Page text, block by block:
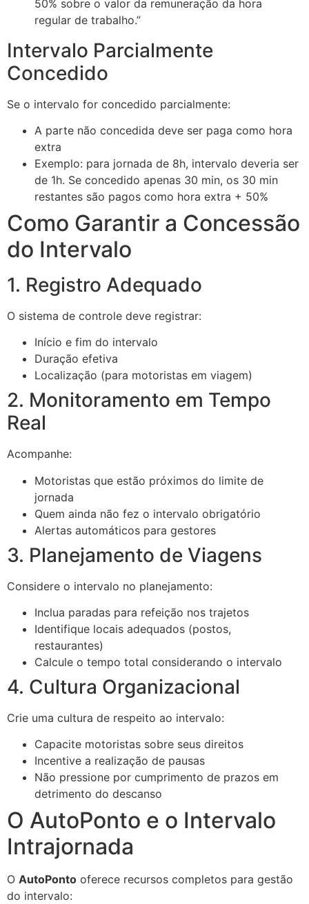
50% sobre o valor da remuneração da hora
regular de trabalho.”
Intervalo Parcialmente
Concedido
Se o intervalo for concedido parcialmente:
A parte não concedida deve ser paga como hora
extra
Exemplo: para jornada de 8h, intervalo deveria ser
de 1h. Se concedido apenas 30 min, os 30 min
restantes são pagos como hora extra + 50%
Como Garantir a Concessão
do Intervalo
1. Registro Adequado
O sistema de controle deve registrar:
Início e fim do intervalo
Duração efetiva
Localização (para motoristas em viagem)
2. Monitoramento em Tempo
Real
Acompanhe:
Motoristas que estão próximos do limite de
jornada
Quem ainda não fez o intervalo obrigatório
Alertas automáticos para gestores
3. Planejamento de Viagens
Considere o intervalo no planejamento:
Inclua paradas para refeição nos trajetos
Identifique locais adequados (postos,
restaurantes)
Calcule o tempo total considerando o intervalo
4. Cultura Organizacional
Crie uma cultura de respeito ao intervalo:
Capacite motoristas sobre seus direitos
Incentive a realização de pausas
Não pressione por cumprimento de prazos em
detrimento do descanso
O AutoPonto e o Intervalo
Intrajornada
O AutoPonto oferece recursos completos para gestão
do intervalo: